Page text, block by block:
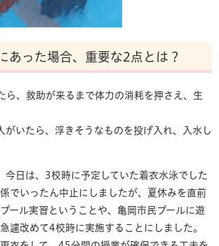
った場合、重要な2点とは？
ら、救助が来るまで体力の消耗を押さえ、生
がいたら、浮きそうなものを投げ入れ、入水し
日は、3校時に予定していた着衣水泳でした
でいったん中止にしましたが、夏休みを直前
ール実習ということや、亀岡市民プールに遊
遽改めて4校時に実施することにしました。